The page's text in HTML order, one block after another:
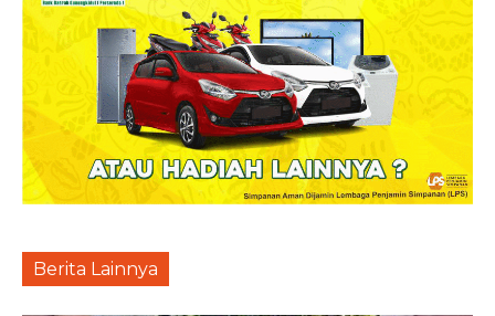
Berita Lainnya